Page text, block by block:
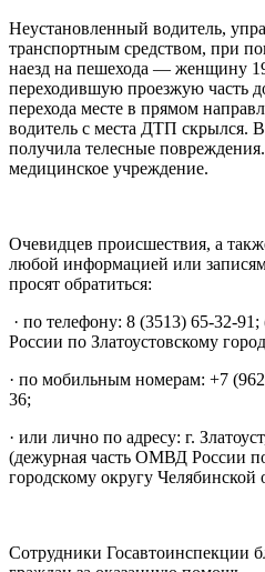
Неустановленный водитель,
транспортным средством, при
наезд на пешехода — женщину
переходившую проезжую часть
перехода месте в прямом
водитель с места ДТП скрылся.
получила телесные
медицинское учреждение.
Очевидцев происшествия, а
любой информацией или
просят обратиться:
· по телефону: 8 (3513) 65-32-
России по Златоустовскому
· по мобильным номерам: +7
36;
· или лично по адресу: г.
(дежурная часть ОМВД России
городскому округу Челябинской
Сотрудники Госавтоинспекции